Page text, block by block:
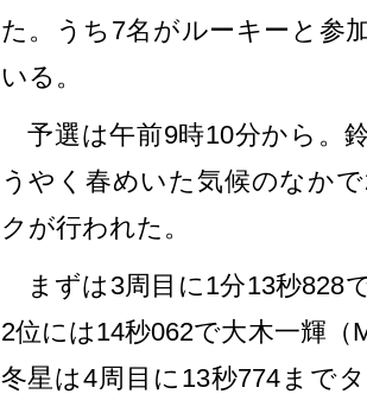
た。うち7名がルーキーと参
いる。
予選は午前9時10分から。
うやく春めいた気候のなか
クが行われた。
まずは3周目に1分13秒828
2位には14秒062で大木一輝
冬星は4周目に13秒774まで